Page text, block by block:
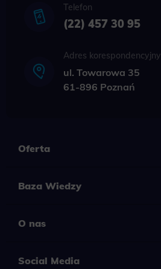
Telefon
(22) 457 30 95
Adres korespondencyjny
ul. Towarowa 35
61-896 Poznań
Oferta
Baza Wiedzy
O nas
Social Media